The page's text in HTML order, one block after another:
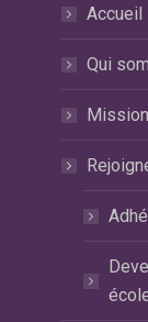
Accueil
Qui
A